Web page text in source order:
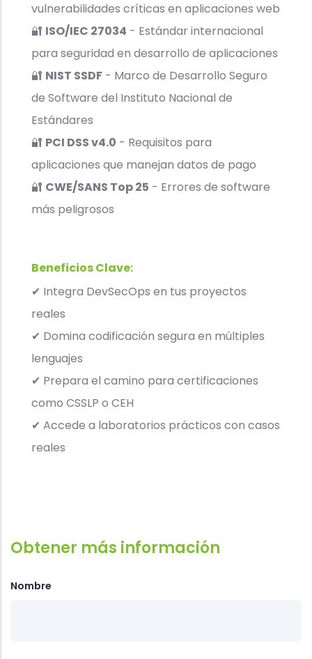
vulnerabilidades críticas en aplicaciones web
🔐 ISO/IEC 27034 - Estándar internacional
para seguridad en desarrollo de aplicaciones
🔐 NIST SSDF - Marco de Desarrollo Seguro
de Software del Instituto Nacional de
Estándares
🔐 PCI DSS v4.0 - Requisitos para
aplicaciones que manejan datos de pago
🔐 CWE/SANS Top 25 - Errores de software
más peligrosos
Beneficios Clave:
✔ Integra DevSecOps en tus proyectos
reales
✔ Domina codificación segura en múltiples
lenguajes
✔ Prepara el camino para certificaciones
como CSSLP o CEH
✔ Accede a laboratorios prácticos con casos
reales
Obtener más información
Nombre